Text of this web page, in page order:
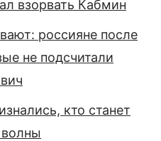
взорвать Кабмин
россияне после
не подсчитали
кто станет